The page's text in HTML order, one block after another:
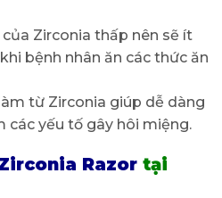
Zirconia thấp nên sẽ ít
bệnh nhân ăn các thức ăn
từ Zirconia giúp dễ dàng
các yếu tố gây hôi miệng.
Razor tại